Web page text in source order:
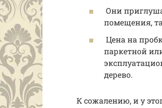
Они
помещения,
Цена на
паркетной
дерево.
К сожалению, и у